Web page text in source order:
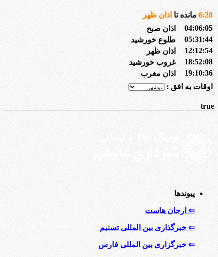
6:28 مانده تا اذان ظهر
04:06:05
اذان صبح
05:31:44
طلوع خورشید
12:12:54
اذان ظهر
18:52:08
غروب خورشید
19:10:36
اذان مغرب
اوقات به افق :
true
پیوندها
⇐ ارجان هاست
⇐ خبرگذاری بین المللی تسنیم
⇐ خبرگزاری بین المللی فارس